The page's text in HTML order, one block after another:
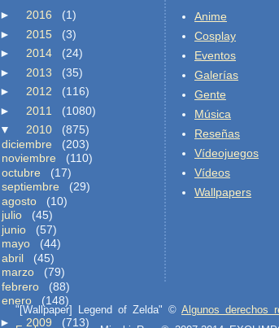
► 2016
(1)
►
2015
(3)
►
2014
(24)
►
2013
(35)
►
2012
(116)
►
2011
(1080)
▼
2010
(875)
diciembre
(203)
noviembre
(110)
octubre
(17)
septiembre
(29)
agosto
(10)
julio
(45)
junio
(57)
mayo
(44)
abril
(45)
marzo
(79)
febrero
(88)
enero
(148)
►
2009 (713)
Anime
Cosplay
Eventos
Galerías
Gente
Música
Reseñas
Vídeojuegos
Vídeos
Wallpapers
"[Wallpaper] Legend of Zelda" © Algunos derechos